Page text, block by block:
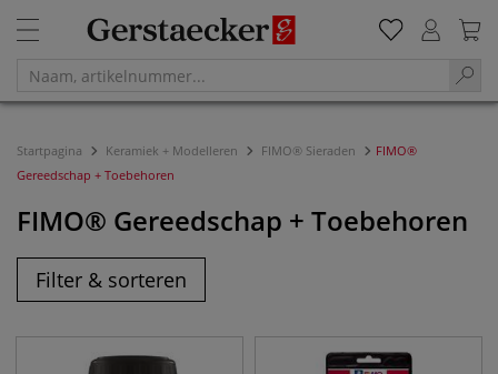
Startpagina Keramiek + Modelleren FIMO® Sieraden
FIMO®
Gereedschap + Toebehoren
FIMO® Gereedschap + Toebehoren
Filter & sorteren